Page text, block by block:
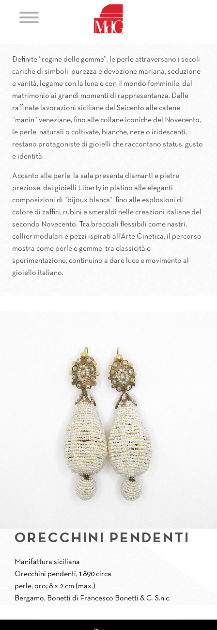
Perle e Gemme
Definite “regine delle gemme”, le perle attraversano i secoli
cariche di simboli: purezza e devozione mariana, seduzione
e vanità, legame con la luna e con il mondo femminile, dal
matrimonio ai grandi momenti di rappresentanza. Dalle
raffinate lavorazioni siciliane del Seicento alle catene
“manin” veneziane, fino alle collane iconiche del Novecento,
le perle, naturali o coltivate, bianche, nere o iridescenti,
restano protagoniste di gioielli che raccontano status, gusto
e identità.
Accanto alle perle, la sala presenta diamanti e pietre
preziose: dai gioielli Liberty in platino alle eleganti
composizioni di “bijoux blancs”, fino alle esplosioni di
colore di zaffiri, rubini e smeraldi nelle creazioni italiane del
secondo Novecento. Tra bracciali flessibili come nastri,
collier modulari e pezzi ispirati all’Arte Cinetica, il percorso
mostra come perle e gemme, tra classicità e
sperimentazione, continuino a dare luce e movimento al
gioiello italiano.
ORECCHINI PENDENTI
Manifattura siciliana
Orecchini pendenti, 1890 circa
perle, oro; 8 × 2 cm (max.)
Bergamo, Bonetti di Francesco Bonetti & C. S.n.c.